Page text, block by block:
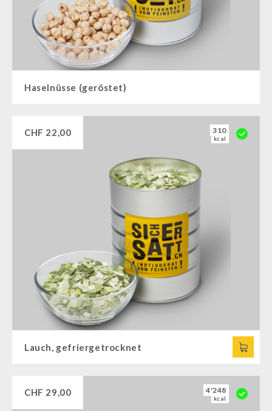
Haselnüsse (geröstet)
CHF 22,00 310
kcal
Lauch, gefriergetrocknet
CHF 29,00 4'248
kcal